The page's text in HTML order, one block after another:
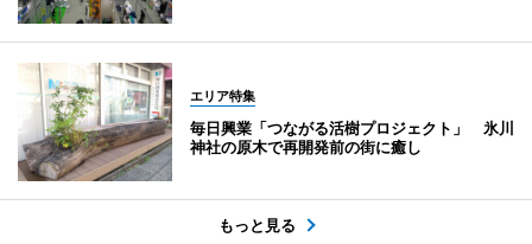
エリア特集
毎日興業「つながる活樹プロジェクト」 氷川
神社の原木で再開発前の街に癒し
もっと見る